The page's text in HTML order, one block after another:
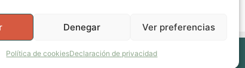
Denegar Ver preferencias
Política de cookiesDeclaración de privacidad
y en la vida.• Creado conGeneratePress